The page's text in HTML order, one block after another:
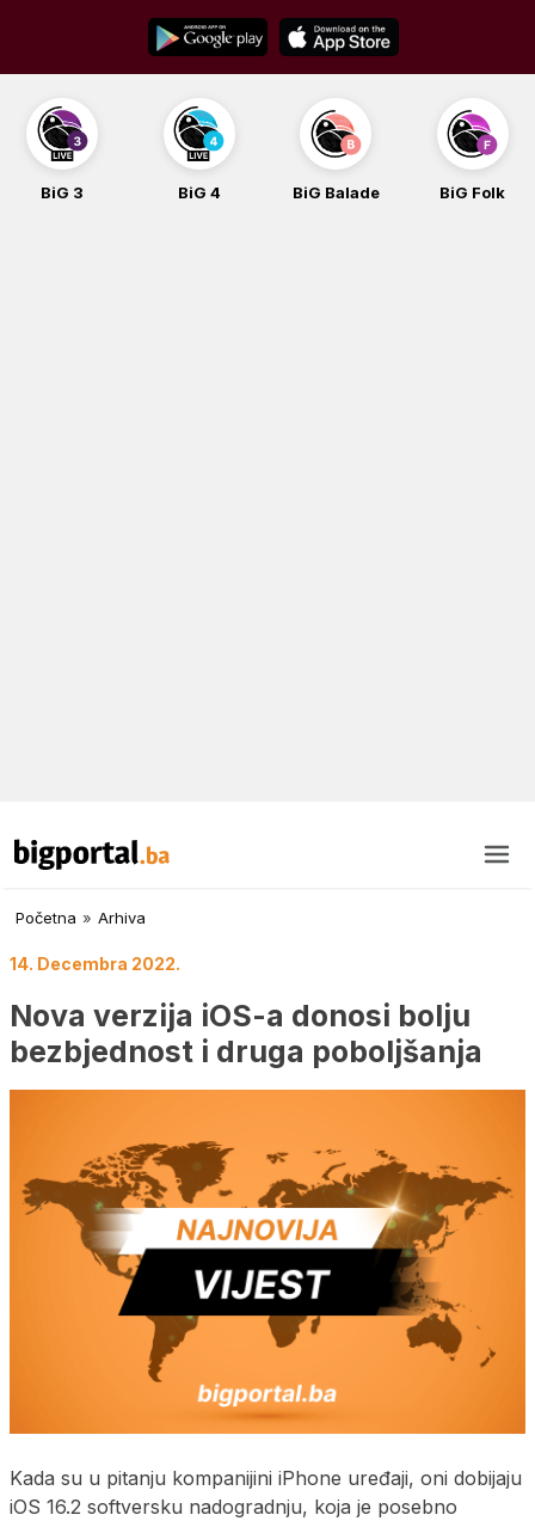
content
BiG 3 BiG 4 BiG Balade BiG Folk
Početna » Arhiva
14. Decembra 2022.
Nova verzija iOS-a donosi bolju
bezbjednost i druga poboljšanja
Kada su u pitanju kompanijini iPhone uređaji, oni dobijaju
iOS 16.2 softversku nadogradnju, koja je posebno